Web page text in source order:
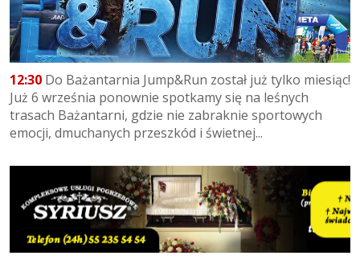
12:30 Do Bażantarnia Jump&Run został już tylko miesiąc!
Już 6 września ponownie spotkamy się na leśnych
trasach Bażantarni, gdzie nie zabraknie sportowych
emocji, dmuchanych przeszkód i świetnej...